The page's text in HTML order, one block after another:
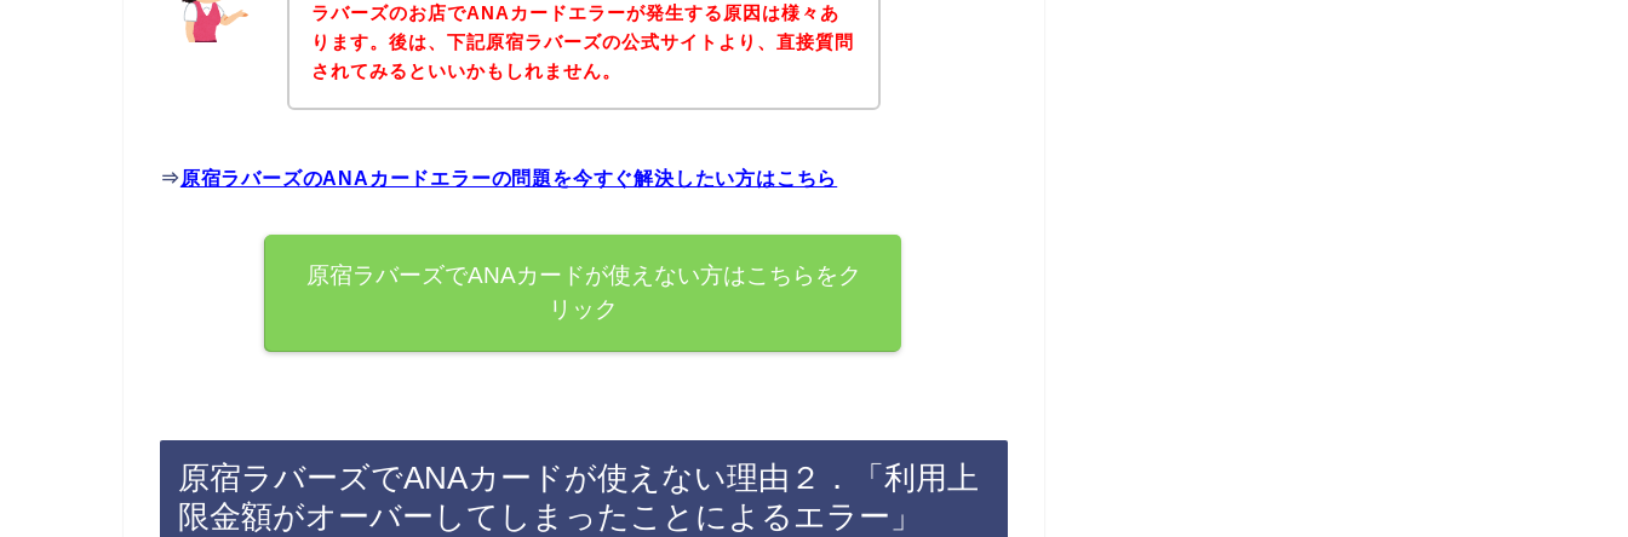
ラバーズのお店でANAカードエラーが発生する原因は様々あ
ります。後は、下記原宿ラバーズの公式サイトより、直接質問
されてみるといいかもしれません。
⇒ 原宿ラバーズのANAカードエラーの問題を今すぐ解決したい方はこちら
原宿ラバーズでANAカードが使えない方はこちらをク
リック
原宿ラバーズでANAカードが使えない理由２．「利用上
限金額がオーバーしてしまったことによるエラー」